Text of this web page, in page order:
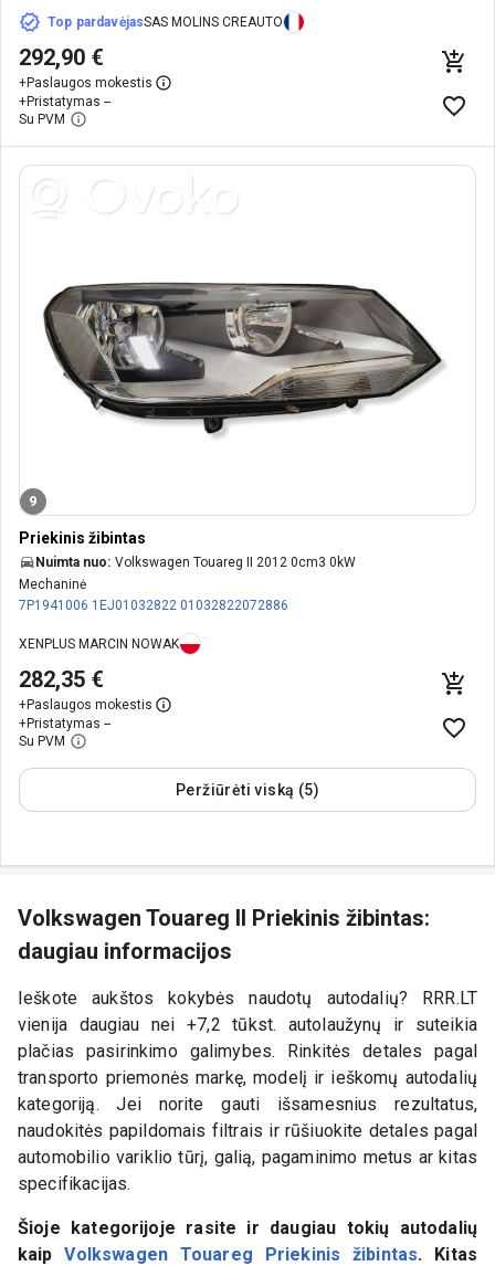
Top pardavėjasSAS MOLINS CREAUTO
292,90 €
+Paslaugos mokestis
+Pristatymas --
Su PVM
9
Priekinis žibintas
Nuimta nuo: Volkswagen Touareg II 2012 0cm3 0kW
Mechaninė
7P1941006 1EJ01032822 01032822072886
XENPLUS MARCIN NOWAK
282,35 €
+Paslaugos mokestis
+Pristatymas --
Su PVM
Peržiūrėti viską (5)
Volkswagen Touareg II Priekinis žibintas:
daugiau informacijos
Ieškote aukštos kokybės naudotų autodalių? RRR.LT
vienija daugiau nei +7,2 tūkst. autolaužynų ir suteikia
plačias pasirinkimo galimybes. Rinkitės detales pagal
transporto priemonės markę, modelį ir ieškomų autodalių
kategoriją. Jei norite gauti išsamesnius rezultatus,
naudokitės papildomais filtrais ir rūšiuokite detales pagal
automobilio variklio tūrį, galią, pagaminimo metus ar kitas
specifikacijas.
Šioje kategorijoje rasite ir daugiau tokių autodalių
kaipVolkswagen Touareg Priekinis žibintas. Kitas